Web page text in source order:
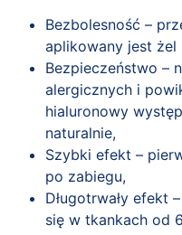
Bezbolesność –
aplikowany jest żel
Bezpieczeństwo –
alergicznych i
hialuronowy
naturalnie,
Szybki efekt –
po zabiegu,
Długotrwały efekt
się w tkankach od